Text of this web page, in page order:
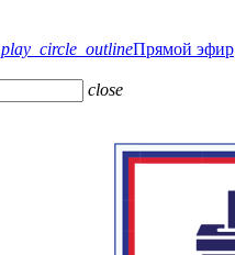
play_circle_outlineПрямой эфир
close